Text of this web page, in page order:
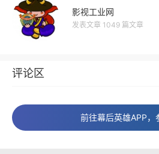
影视工业网
发表文章 1049 篇文章
评论区
前往幕后英雄APP，